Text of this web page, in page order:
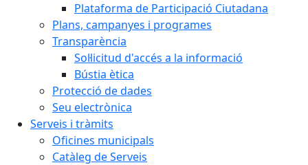
Plataforma de Participació Ciutadana
Plans, campanyes i programes
Transparència
Sol·licitud d'accés a la informació
Bústia ètica
Protecció de dades
Seu electrònica
Serveis i tràmits
Oficines municipals
Catàleg de Serveis